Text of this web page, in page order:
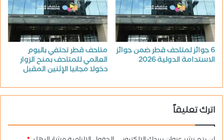
6 جوائز لمتاحف قطر ضمن جوائز
الاستدامة الدولية 2026
متاحف قطر تحتفي باليوم
العالمي للمتاحف بمنح الزوار
دخولا مجانيا الإثنين المقبل
اترك تعليقاً